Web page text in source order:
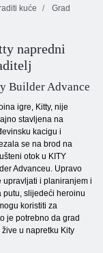
kuće
Grad
napredni
Builder Advance
igre, Kitty, nije
stavljena na
kacigu i
se na brod na
otok u KITY
Advanceu. Upravo
upravljati i planiranjem i
putu, slijedeći heroinu
koristiti za
je potrebno da grad
u napretku Kity